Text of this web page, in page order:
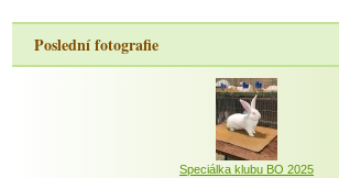
Poslední fotografie
Speciálka klubu BO 2025